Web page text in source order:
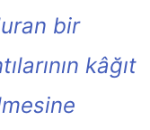
bir
kâğıt